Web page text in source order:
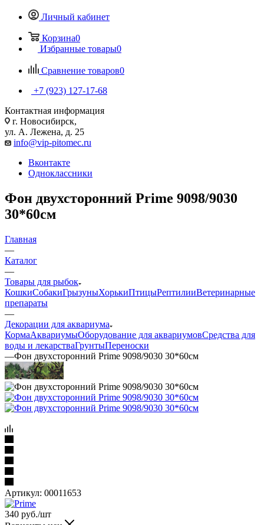
Личный кабинет
Корзина0
Избранные товары0
Сравнение товаров0
+7 (923) 127-17-68
Контактная информация
г. Новосибирск,
ул. А. Лежена, д. 25
info@vip-pitomec.ru
Вконтакте
Одноклассники
Фон двухсторонний Prime 9098/9030
30*60см
Главная
—
Каталог
—
Товары для рыбок
КошкиСобакиГрызуныХорькиПтицыРептилииВетеринарные
препараты
—
Декорации для аквариума
КормаАквариумыОборудование для аквариумовСредства для
воды и лекарстваГрунтыПереноски
—Фон двухсторонний Prime 9098/9030 30*60см
Артикул: 00011653
340 руб./шт